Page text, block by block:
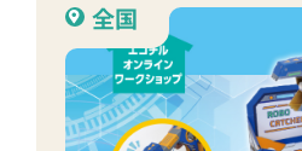
全国